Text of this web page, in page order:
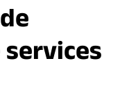
services